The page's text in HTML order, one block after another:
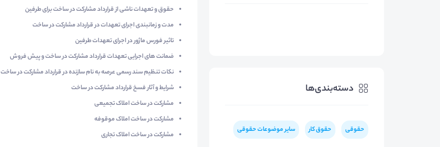
دسته‌بندی‌ها
حقوقی حقوق کار سایر موضوعات حقوقی
حقوق و تعهدات ناشی از قرارداد مشارکت در ساخت برای طرفین
مدت و زمانبندی اجرای تعهدات در قرارداد مشارکت در ساخت
تاثیر فورس ماژور در اجرای تعهدات طرفین
ضمانت های اجرایی تعهدات قرارداد مشارکت در ساخت و پیش فروش
نکات تنظیم سند رسمی عرصه به نام سازنده در قرارداد مشارکت در ساخت
شرایط و آثار فسخ قرارداد مشارکت در ساخت
مشارکت در ساخت املاک تجمیعی
مشارکت در ساخت املاک موقوفه
مشارکت در ساخت املاک تجاری